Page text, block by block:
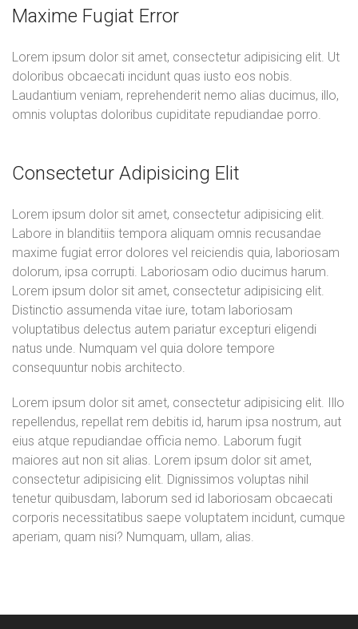
Maxime Fugiat Error
Lorem ipsum dolor sit amet, consectetur adipisicing elit. Ut
doloribus obcaecati incidunt quas iusto eos nobis.
Laudantium veniam, reprehenderit nemo alias ducimus, illo,
omnis voluptas doloribus cupiditate repudiandae porro.
Consectetur Adipisicing Elit
Lorem ipsum dolor sit amet, consectetur adipisicing elit.
Labore in blanditiis tempora aliquam omnis recusandae
maxime fugiat error dolores vel reiciendis quia, laboriosam
dolorum, ipsa corrupti. Laboriosam odio ducimus harum.
Lorem ipsum dolor sit amet, consectetur adipisicing elit.
Distinctio assumenda vitae iure, totam laboriosam
voluptatibus delectus autem pariatur excepturi eligendi
natus unde. Numquam vel quia dolore tempore
consequuntur nobis architecto.
Lorem ipsum dolor sit amet, consectetur adipisicing elit. Illo
repellendus, repellat rem debitis id, harum ipsa nostrum, aut
eius atque repudiandae officia nemo. Laborum fugit
maiores aut non sit alias. Lorem ipsum dolor sit amet,
consectetur adipisicing elit. Dignissimos voluptas nihil
tenetur quibusdam, laborum sed id laboriosam obcaecati
corporis necessitatibus saepe voluptatem incidunt, cumque
aperiam, quam nisi? Numquam, ullam, alias.